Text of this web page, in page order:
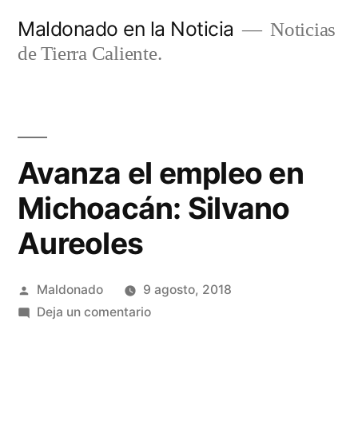
Maldonado en la Noticia
Noticias
de Tierra Caliente.
Avanza el empleo en
Michoacán: Silvano
Aureoles
Publicado
por
Maldonado
9 agosto, 2018
Deja un comentarioen